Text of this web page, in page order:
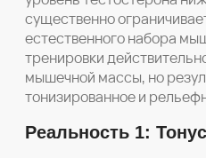
существенно
естественного набора
тренировки
мышечной массы, но
тонизированное и
Реальность 1: Тонус